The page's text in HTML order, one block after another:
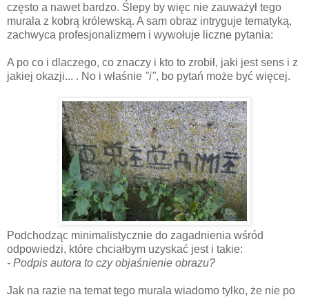
często a nawet bardzo. Ślepy by więc nie zauważył tego
murala z kobrą królewską. A sam obraz intryguje tematyką,
zachwyca profesjonalizmem i wywołuje liczne pytania:
A po co i dlaczego, co znaczy i kto to zrobił, jaki jest sens i z
jakiej okazji... . No i właśnie "i", bo pytań może być więcej.
Podchodząc minimalistycznie do zagadnienia wśród
odpowiedzi, które chciałbym uzyskać jest i takie:
- Podpis autora to czy objaśnienie obrazu?
Jak na razie na temat tego murala wiadomo tylko, że nie po